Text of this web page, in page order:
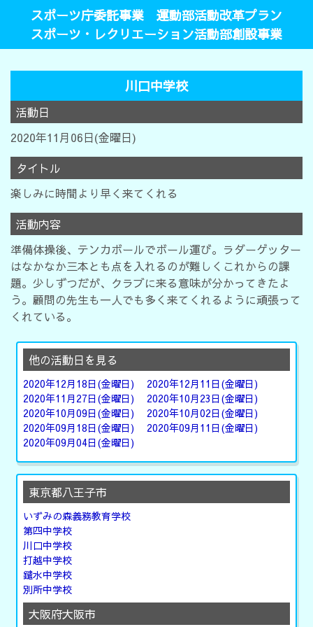
スポーツ庁委託事業 運動部活動改革プラン
スポーツ・レクリエーション活動部創設事業
川口中学校
活動日
2020年11月06日(金曜日)
タイトル
楽しみに時間より早く来てくれる
活動内容
準備体操後、テンカボールでボール運び。ラダーゲッター
はなかなか三本とも点を入れるのが難しくこれからの課
題。少しずつだが、クラブに来る意味が分かってきたよ
う。顧問の先生も一人でも多く来てくれるように頑張って
くれている。
他の活動日を見る
2020年12月18日(金曜日)
2020年12月11日(金曜日)
2020年11月27日(金曜日)
2020年10月23日(金曜日)
2020年10月09日(金曜日)
2020年10月02日(金曜日)
2020年09月18日(金曜日)
2020年09月11日(金曜日)
2020年09月04日(金曜日)
東京都八王子市
いずみの森義務教育学校
第四中学校
川口中学校
打越中学校
鑓水中学校
別所中学校
大阪府大阪市